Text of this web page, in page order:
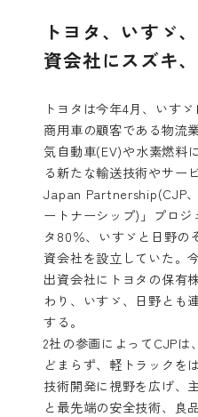
トヨタ、いすゞ
資会社にスズキ
トヨタは今年4月、いす
商用車の顧客である物流
気自動車(EV)や水素燃料
る新たな輸送技術やサー
Japan Partnership(CJP
ートナーシップ)」プロジ
タ80％、いすゞと日野の
資会社を設立していた。
出資会社にトヨタの保有
わり、いすゞ、日野とも
する。
2社の参画によってCJPは
どまらず、軽トラックを
技術開発に視野を広げ、
と最先端の安全技術、良